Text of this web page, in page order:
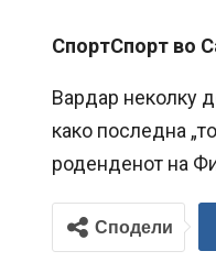
СпортСпорт во
Вардар неколку
како последна
роденденот на
Сподели